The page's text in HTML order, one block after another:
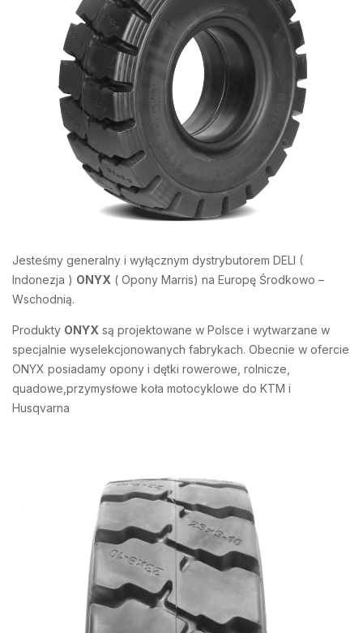
Jesteśmy generalny i wyłącznym dystrybutorem DELI (
Indonezja ) ONYX ( Opony Marris) na Europę Środkowo –
Wschodnią.
Produkty ONYX są projektowane w Polsce i wytwarzane w
specjalnie wyselekcjonowanych fabrykach. Obecnie w ofercie
ONYX posiadamy opony i dętki rowerowe, rolnicze,
quadowe,przymysłowe koła motocyklowe do KTM i
Husqvarna